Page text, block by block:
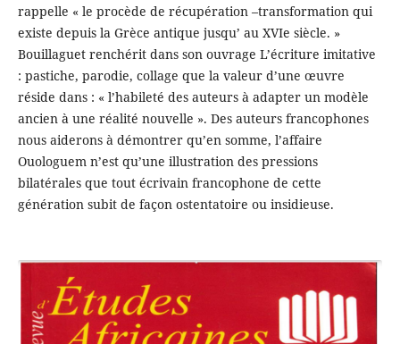
rappelle « le procède de récupération –transformation qui
existe depuis la Grèce antique jusqu’ au XVIe siècle. »
Bouillaguet renchérit dans son ouvrage L’écriture imitative
: pastiche, parodie, collage que la valeur d’une œuvre
réside dans : « l’habileté des auteurs à adapter un modèle
ancien à une réalité nouvelle ». Des auteurs francophones
nous aiderons à démontrer qu’en somme, l’affaire
Ouologuem n’est qu’une illustration des pressions
bilatérales que tout écrivain francophone de cette
génération subit de façon ostentatoire ou insidieuse.